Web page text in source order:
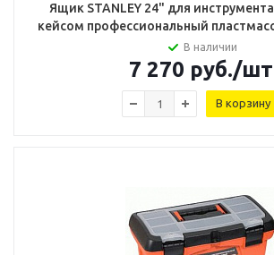
Ящик STANLEY 24" для
кейсом профессиональный
В наличии
7 270 руб./шт
В корзину